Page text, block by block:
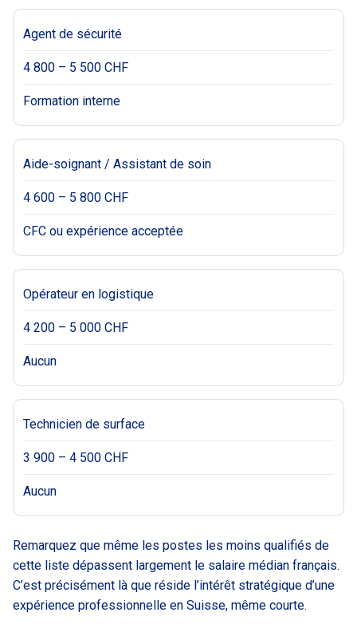
Agent de sécurité
4 800 – 5 500 CHF
Formation interne
Aide-soignant / Assistant de soin
4 600 – 5 800 CHF
CFC ou expérience acceptée
Opérateur en logistique
4 200 – 5 000 CHF
Aucun
Technicien de surface
3 900 – 4 500 CHF
Aucun
Remarquez que même les postes les moins qualifiés de
cette liste dépassent largement le salaire médian français.
C’est précisément là que réside l’intérêt stratégique d’une
expérience professionnelle en Suisse, même courte.